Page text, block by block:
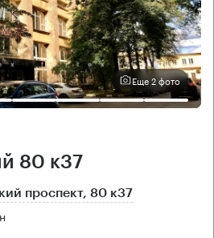
Еще 2 фото
80 к37
проспект, 80 к37